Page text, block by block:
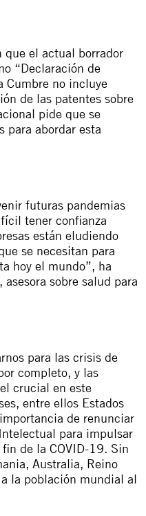
que el actual borrador
“Declaración de
Cumbre no incluye
de las patentes sobre
pide que se
para abordar esta
futuras pandemias
tener confianza
están eludiendo
se necesitan para
hoy el mundo”, ha
sobre salud para
para las crisis de
completo, y las
crucial en este
entre ellos Estados
de renunciar
para impulsar
de la COVID-19. Sin
Australia, Reino
la población mundial al